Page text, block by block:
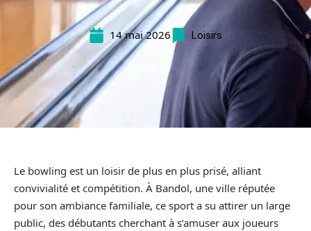
14 mai 2026 Loisirs
Le bowling est un loisir de plus en plus prisé, alliant
convivialité et compétition. À Bandol, une ville réputée
pour son ambiance familiale, ce sport a su attirer un large
public, des débutants cherchant à s’amuser aux joueurs